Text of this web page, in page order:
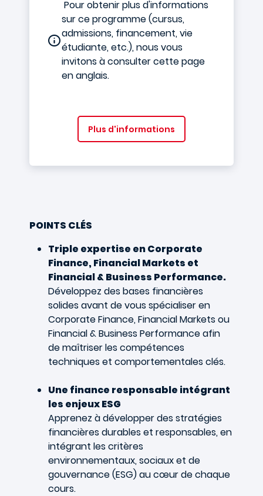
Pour obtenir plus d'informations
sur ce programme (cursus,
admissions, financement, vie
étudiante, etc.), nous vous
invitons à consulter cette page
en anglais.
Plus d'informations
POINTS CLÉS
Triple expertise en Corporate
Finance, Financial Markets et
Financial & Business Performance.
Développez des bases financières
solides avant de vous spécialiser en
Corporate Finance, Financial Markets ou
Financial & Business Performance afin
de maîtriser les compétences
techniques et comportementales clés.
Une finance responsable intégrant
les enjeux ESG
Apprenez à développer des stratégies
financières durables et responsables, en
intégrant les critères
environnementaux, sociaux et de
gouvernance (ESG) au cœur de chaque
cours.